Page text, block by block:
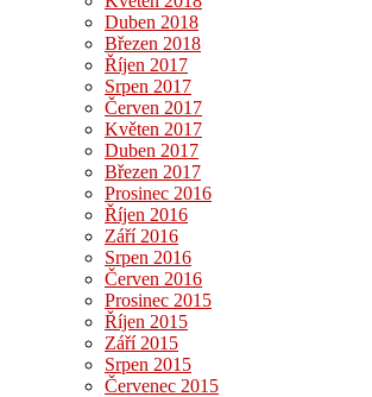
Duben 2018
Březen 2018
Říjen 2017
Srpen 2017
Červen 2017
Květen 2017
Duben 2017
Březen 2017
Prosinec 2016
Říjen 2016
Září 2016
Srpen 2016
Červen 2016
Prosinec 2015
Říjen 2015
Září 2015
Srpen 2015
Červenec 2015